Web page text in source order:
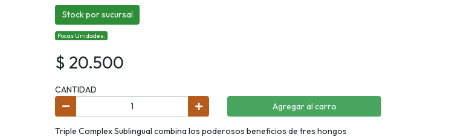
Stock por sucursal
Pocas Unidades.
$ 20.500
CANTIDAD
Agregar al carro
Triple Complex Sublingual combina los poderosos beneficios de tres hongos